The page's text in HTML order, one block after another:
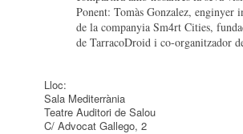
Ponent: Tomàs Gonzalez,
de la companyia Sm4rt Cities,
de TarracoDroid i co-organitzador
Lloc:
Sala Mediterrània
Teatre Auditori de Salou
C/ Advocat Gallego, 2